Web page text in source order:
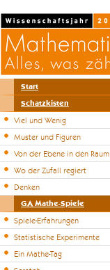
Start
Schatzkisten
Viel und Wenig
Muster und Figuren
Von der Ebene in den Raum
Wo der Zufall regiert
Denken
GA Mathe-Spiele
Spiele-Erfahrungen
Statistische Experimente
Ein Mathe-Tag